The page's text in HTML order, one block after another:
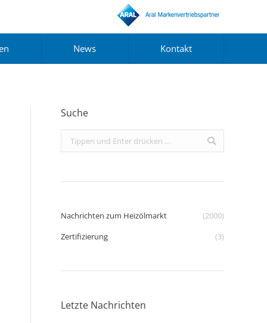
News Kontakt
Suche
Search:
Nachrichten zum Heizölmarkt
(2000)
Zertifizierung
(3)
Letzte Nachrichten